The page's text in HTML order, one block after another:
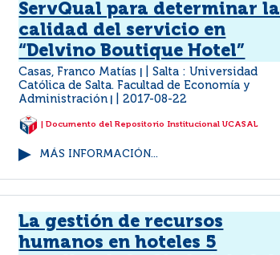
ServQual para determinar la
calidad del servicio en
“Delvino Boutique Hotel”
Casas, Franco Matías
Salta : Universidad
Católica de Salta. Facultad de Economía y
Administración
2017-08-22
| Documento del Repositorio Institucional UCASAL
MÁS INFORMACIÓN...
La gestión de recursos
humanos en hoteles 5